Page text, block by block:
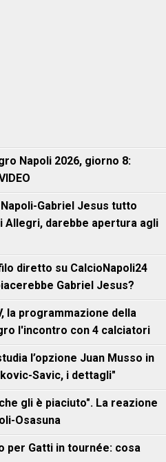
Napoli 2026, giorno 8:
Gabriel Jesus tutto
Allegri, darebbe apertura agli
diretto su CalcioNapoli24
Gabriel Jesus?
la programmazione della
l'incontro con 4 calciatori
l’opzione Juan Musso in
Savic, i dettagli"
gli è piaciuto". La reazione
Osasuna
per Gatti in tournée: cosa